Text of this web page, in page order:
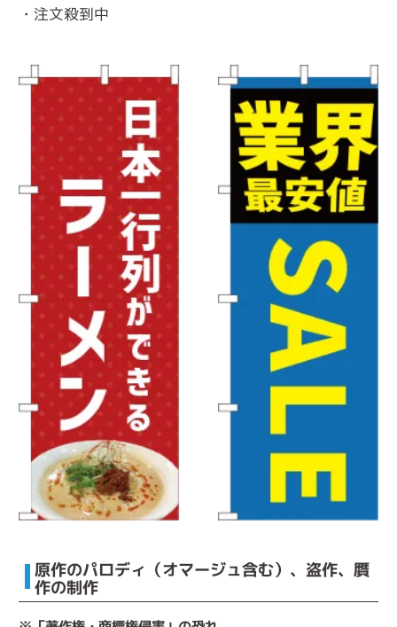
・注文殺到中
原作のパロディ（オマージュ含む）、盗作、贋
作の制作